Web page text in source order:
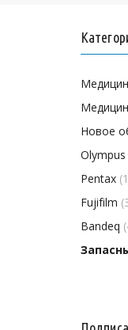
Новое
Olympus
Pentax
Fujifilm
Bandeq